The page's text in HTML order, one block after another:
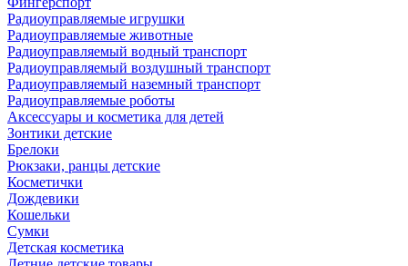
Радиоуправляемые игрушки
Радиоуправляемые животные
Радиоуправляемый водный транспорт
Радиоуправляемый воздушный транспорт
Радиоуправляемый наземный транспорт
Радиоуправляемые роботы
Аксессуары и косметика для детей
Зонтики детские
Брелоки
Рюкзаки, ранцы детские
Косметички
Дождевики
Кошельки
Сумки
Детская косметика